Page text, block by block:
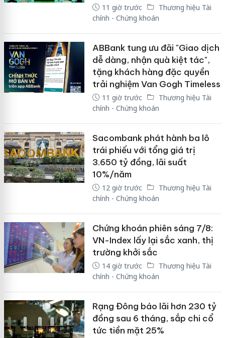
11 giờ trước
Thương hiệu Tài
chính - Chứng khoán
ABBank tung ưu đãi "Giao dịch
dễ dàng, nhận quà kiệt tác",
tặng khách hàng đặc quyền
trải nghiệm Van Gogh Timeless
11 giờ trước
Thương hiệu Tài
chính - Chứng khoán
Sacombank phát hành ba lô
trái phiếu với tổng giá trị
3.650 tỷ đồng, lãi suất
10%/năm
12 giờ trước
Thương hiệu Tài
chính - Chứng khoán
Chứng khoán phiên sáng 7/8:
VN-Index lấy lại sắc xanh, thị
trường khởi sắc
14 giờ trước
Thương hiệu Tài
chính - Chứng khoán
Rạng Đông báo lãi hơn 230 tỷ
đồng sau 6 tháng, sắp chi cổ
tức tiền mặt 25%